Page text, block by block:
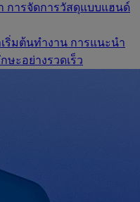
การจัดการวัสดุแบบแฮนด์
ริ่มต้นทำงาน การแนะนำ
ษะอย่างรวดเร็ว